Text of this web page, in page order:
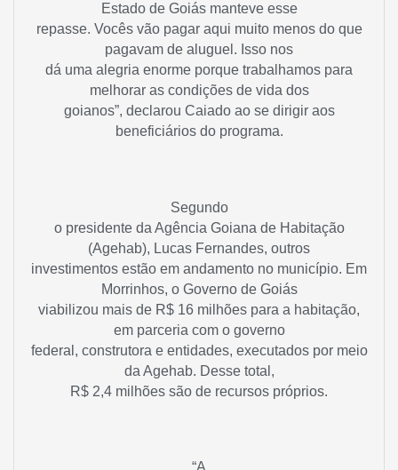
Estado de Goiás manteve esse
repasse. Vocês vão pagar aqui muito menos do que
pagavam de aluguel. Isso nos
dá uma alegria enorme porque trabalhamos para
melhorar as condições de vida dos
goianos”, declarou Caiado ao se dirigir aos
beneficiários do programa.
Segundo
o presidente da Agência Goiana de Habitação
(Agehab), Lucas Fernandes, outros
investimentos estão em andamento no município. Em
Morrinhos, o Governo de Goiás
viabilizou mais de R$ 16 milhões para a habitação,
em parceria com o governo
federal, construtora e entidades, executados por meio
da Agehab. Desse total,
R$ 2,4 milhões são de recursos próprios.